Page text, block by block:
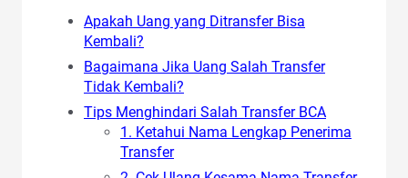
Apakah Uang yang Ditransfer Bisa
Kembali?
Bagaimana Jika Uang Salah Transfer
Tidak Kembali?
Tips Menghindari Salah Transfer BCA
1. Ketahui Nama Lengkap Penerima
Transfer